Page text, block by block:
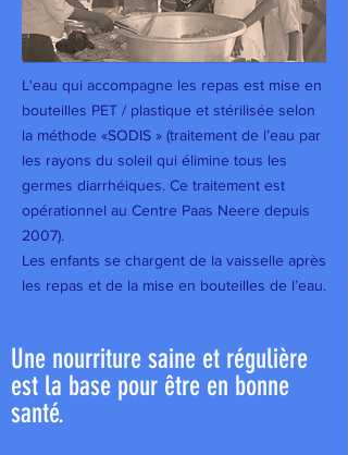
L'eau qui accompagne les repas est mise en
bouteilles PET / plastique et stérilisée selon
la méthode «SODIS » (traitement de l’eau par
les rayons du soleil qui élimine tous les
germes diarrhéiques. Ce traitement est
opérationnel au Centre Paas Neere depuis
2007).
Les enfants se chargent de la vaisselle après
les repas et de la mise en bouteilles de l’eau.
Une nourriture saine et régulière
est la base pour être en bonne
santé.